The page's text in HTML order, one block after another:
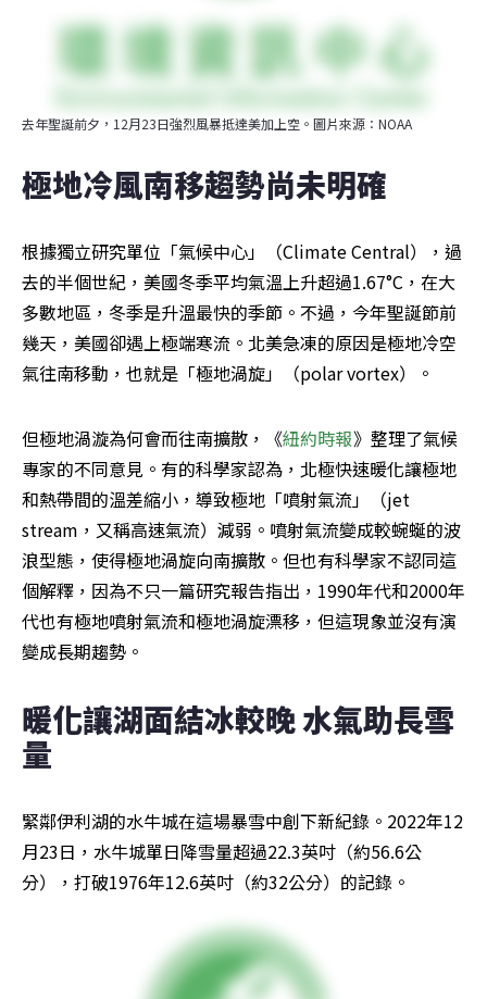
去年聖誕前夕，12月23日強烈風暴抵達美加上空。圖片來源：NOAA
極地冷風南移趨勢尚未明確
根據獨立研究單位「氣候中心」（Climate Central），過
去的半個世紀，美國冬季平均氣溫上升超過1.67°C，在大
多數地區，冬季是升溫最快的季節。不過，今年聖誕節前
幾天，美國卻遇上極端寒流。北美急凍的原因是極地冷空
氣往南移動，也就是「極地渦旋」（polar vortex）。
但極地渦漩為何會而往南擴散，《紐約時報》整理了氣候
專家的不同意見。有的科學家認為，北極快速暖化讓極地
和熱帶間的溫差縮小，導致極地「噴射氣流」（jet
stream，又稱高速氣流）減弱。噴射氣流變成較蜿蜒的波
浪型態，使得極地渦旋向南擴散。但也有科學家不認同這
個解釋，因為不只一篇研究報告指出，1990年代和2000年
代也有極地噴射氣流和極地渦旋漂移，但這現象並沒有演
變成長期趨勢。
暖化讓湖面結冰較晚 水氣助長雪
量
緊鄰伊利湖的水牛城在這場暴雪中創下新紀錄。2022年12
月23日，水牛城單日降雪量超過22.3英吋（約56.6公
分），打破1976年12.6英吋（約32公分）的記錄。